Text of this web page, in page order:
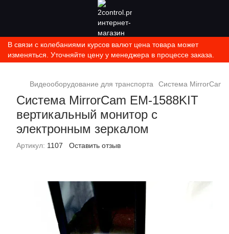
В связи с колебаниями курсов валют цена товара может
изменяться. Уточняйте цену у менеджера в процессе заказа.
Видеооборудование для транспорта Система MirrorCam
Система MirrorCam EM-1588KIT
вертикальный монитор с
электронным зеркалом
Артикул: 1107 Оставить отзыв